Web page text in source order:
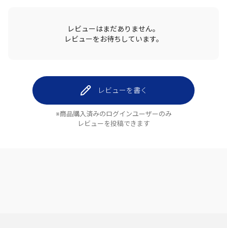
レビューはまだありません。
レビューをお待ちしています。
レビューを書く
※商品購入済みのログインユーザーのみ
レビューを投稿できます